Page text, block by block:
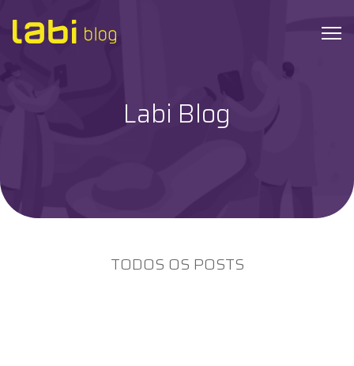
Dicas de Saúde
Labi Blog
TODOS OS POSTS